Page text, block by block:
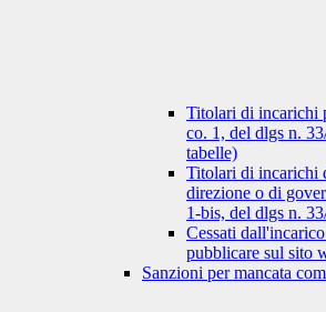
Titolari di incarichi
co. 1, del dlgs n.
tabelle)
Titolari di incarichi
direzione o di
1-bis, del dlgs n.
Cessati
pubblicare sul sito
Sanzioni per mancata